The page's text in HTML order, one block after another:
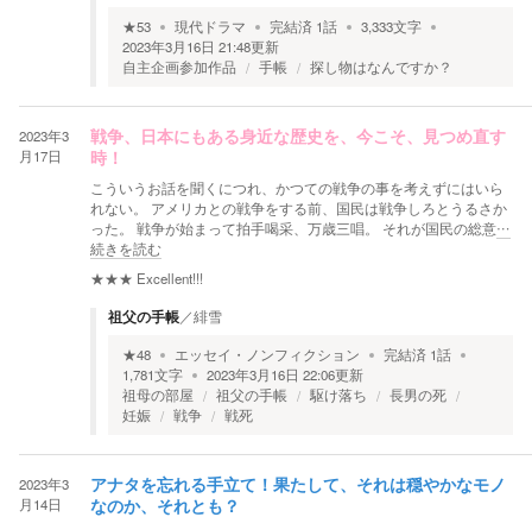
★53 現代ドラマ 完結済 1話 3,333文字
2023年3月16日 21:48更新
自主企画参加作品
手帳 探し物はなんですか？
2023年3
月17日
戦争、日本にもある身近な歴史を、今こそ、見つめ直す
時！
こういうお話を聞くにつれ、かつての戦争の事を考えずにはいら
れない。 アメリカとの戦争をする前、国民は戦争しろとうるさか
った。 戦争が始まって拍手喝采、万歳三唱。 それが国民の総意…
続きを読む
★★★ Excellent!!!
祖父の手帳／緋雪
★48 エッセイ・ノンフィクション 完結済 1話
1,781文字 2023年3月16日 22:06更新
祖母の部屋
祖父の手帳 駆け落ち
長男の死
妊娠
戦争 戦死
2023年3
月14日
アナタを忘れる手立て！果たして、それは穏やかなモノ
なのか、それとも？